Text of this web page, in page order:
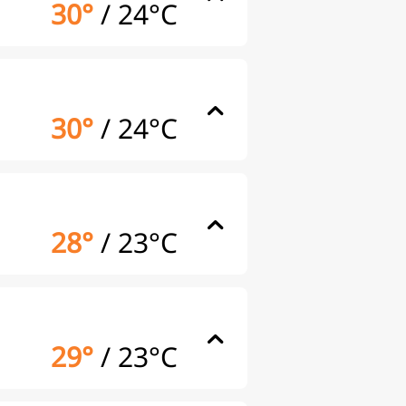
30°/ 24°C
30°/ 24°C
28°/ 23°C
29°/ 23°C